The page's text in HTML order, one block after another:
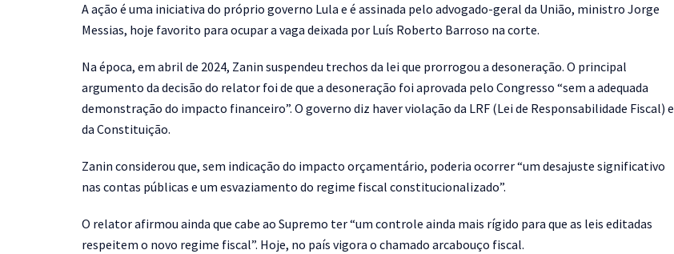
A ação é uma iniciativa do próprio governo Lula e é assinada pelo advogado-geral da União, ministro Jorge
Messias, hoje favorito para ocupar a vaga deixada por Luís Roberto Barroso na corte.
Na época, em abril de 2024, Zanin suspendeu trechos da lei que prorrogou a desoneração. O principal
argumento da decisão do relator foi de que a desoneração foi aprovada pelo Congresso “sem a adequada
demonstração do impacto financeiro”. O governo diz haver violação da LRF (Lei de Responsabilidade Fiscal) e
da Constituição.
Zanin considerou que, sem indicação do impacto orçamentário, poderia ocorrer “um desajuste significativo
nas contas públicas e um esvaziamento do regime fiscal constitucionalizado”.
O relator afirmou ainda que cabe ao Supremo ter “um controle ainda mais rígido para que as leis editadas
respeitem o novo regime fiscal”. Hoje, no país vigora o chamado arcabouço fiscal.